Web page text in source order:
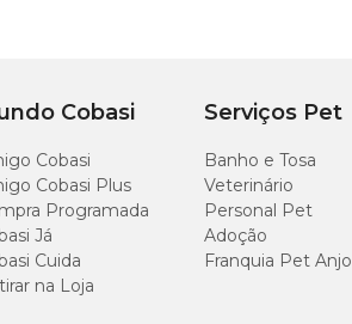
Cobasi
Cobasi
Cobasi Plus
Programada
Já
Cuida
na Loja
Serviços Pet
Banho e Tosa
Veterinário
Personal Pet
Adoção
Franquia Pet Anjo